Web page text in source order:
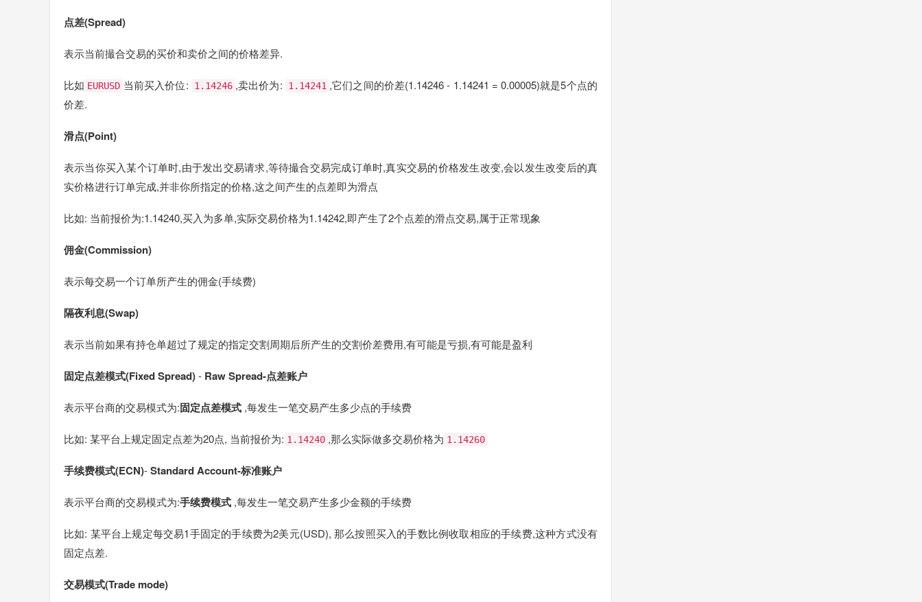
点差(Spread)
表示当前撮合交易的买价和卖价之间的价格差异.
比如 EURUSD 当前买入价位: 1.14246 ,卖出价为: 1.14241 ,它们之间的价差(1.14246 - 1.14241 = 0.00005)就是5个点的
价差.
滑点(Point)
表示当你买入某个订单时,由于发出交易请求,等待撮合交易完成订单时,真实交易的价格发生改变,会以发生改变后的真
实价格进行订单完成,并非你所指定的价格,这之间产生的点差即为滑点
比如: 当前报价为:1.14240,买入为多单,实际交易价格为1.14242,即产生了2个点差的滑点交易,属于正常现象
佣金(Commission)
表示每交易一个订单所产生的佣金(手续费)
隔夜利息(Swap)
表示当前如果有持仓单超过了规定的指定交割周期后所产生的交割价差费用,有可能是亏损,有可能是盈利
固定点差模式(Fixed Spread)- Raw Spread-点差账户
表示平台商的交易模式为:固定点差模式 ,每发生一笔交易产生多少点的手续费
比如: 某平台上规定固定点差为20点, 当前报价为: 1.14240 ,那么实际做多交易价格为 1.14260
手续费模式(ECN)-Standard Account-标准账户
表示平台商的交易模式为:手续费模式 ,每发生一笔交易产生多少金额的手续费
比如: 某平台上规定每交易1手固定的手续费为2美元(USD), 那么按照买入的手数比例收取相应的手续费,这种方式没有
固定点差.
交易模式(Trade mode)